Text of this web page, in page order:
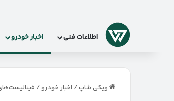
لوگو اطلاعات فنی اخبار خودرو
ویکی شاپ/ اخبار خودرو/ فینالیست‌های خودروی سال ۲۰۲۶